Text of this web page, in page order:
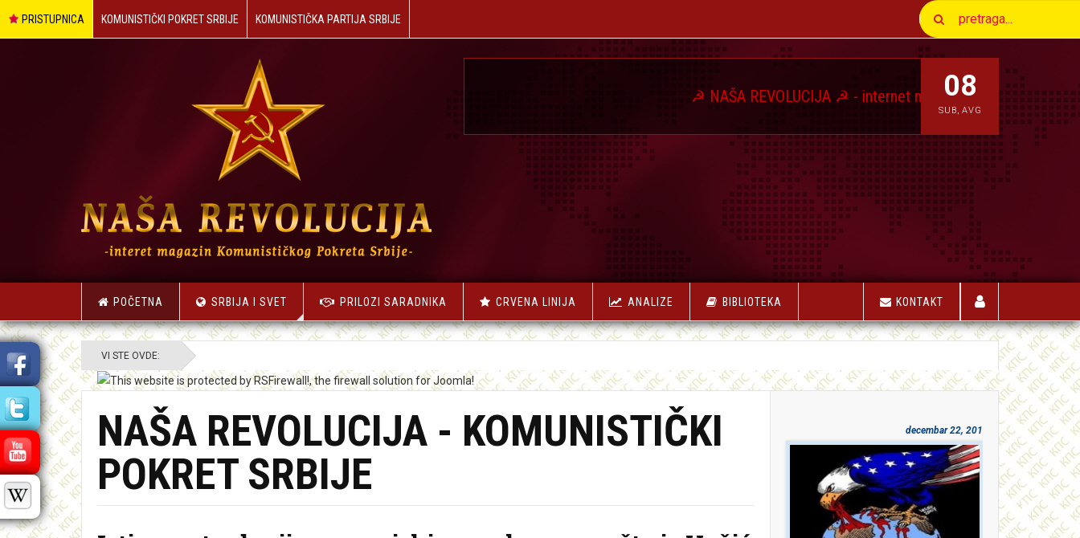
PRISTUPNICA KOMUNISTIČKI POKRET SRBIJE KOMUNISTIČKA PARTIJA SRBIJE
NAŠA REVOLUCIJA ☭ - internet magazin Komunističkog Pokreta
08
SUB,AVG
POČETNA SRBIJA I SVET PRILOZI SARADNIKA CRVENA LINIJA ANALIZE BIBLIOTEKA KONTAKT
VI STE OVDE:
NAŠA REVOLUCIJA - KOMUNISTIČKI
POKRET SRBIJE
decembar 22, 2018